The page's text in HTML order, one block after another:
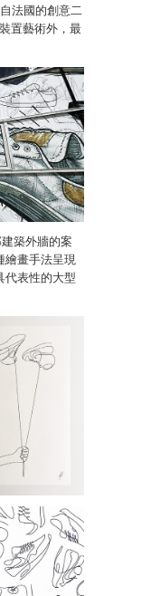
法國的創意二
置藝術外，最
築外牆的案
繪畫手法呈現
代表性的大型